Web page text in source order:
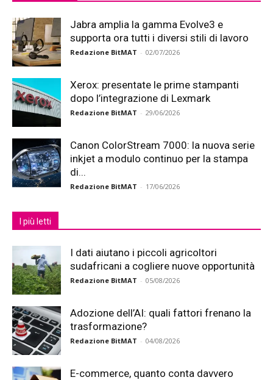
Jabra amplia la gamma Evolve3 e
supporta ora tutti i diversi stili di lavoro
Redazione BitMAT - 02/07/2026
Xerox: presentate le prime stampanti
dopo l’integrazione di Lexmark
Redazione BitMAT - 29/06/2026
Canon ColorStream 7000: la nuova serie
inkjet a modulo continuo per la stampa
di...
Redazione BitMAT - 17/06/2026
I più letti
I dati aiutano i piccoli agricoltori
sudafricani a cogliere nuove opportunità
Redazione BitMAT - 05/08/2026
Adozione dell’AI: quali fattori frenano la
trasformazione?
Redazione BitMAT - 04/08/2026
E-commerce, quanto conta davvero